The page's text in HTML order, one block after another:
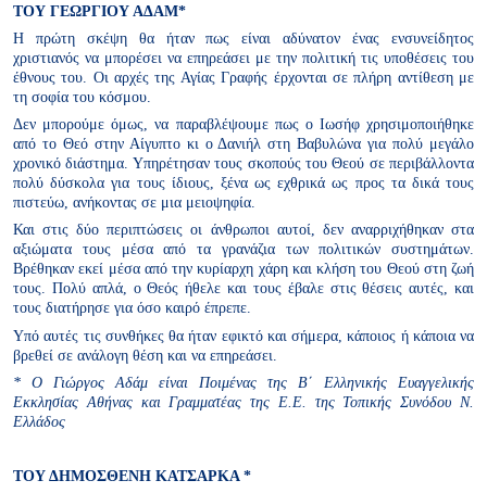
ΤΟΥ ΓΕΩΡΓΙΟΥ ΑΔΑΜ*
Η πρώτη σκέψη θα ήταν πως είναι αδύνατον ένας ενσυνείδητος
χριστιανός να μπορέσει να επηρεάσει με την πολιτική τις υποθέσεις του
έθνους του. Οι αρχές της Αγίας Γραφής έρχονται σε πλήρη αντίθεση με
τη σοφία του κόσμου.
Δεν μπορούμε όμως, να παραβλέψουμε πως ο Ιωσήφ χρησιμοποιήθηκε
από το Θεό στην Αίγυπτο κι ο Δανιήλ στη Βαβυλώνα για πολύ μεγάλο
χρονικό διάστημα. Υπηρέτησαν τους σκοπούς του Θεού σε περιβάλλοντα
πολύ δύσκολα για τους ίδιους, ξένα ως εχθρικά ως προς τα δικά τους
πιστεύω, ανήκοντας σε μια μειοψηφία.
Και στις δύο περιπτώσεις οι άνθρωποι αυτοί, δεν αναρριχήθηκαν στα
αξιώματα τους μέσα από τα γρανάζια των πολιτικών συστημάτων.
Βρέθηκαν εκεί μέσα από την κυρίαρχη χάρη και κλήση του Θεού στη ζωή
τους. Πολύ απλά, ο Θεός ήθελε και τους έβαλε στις θέσεις αυτές, και
τους διατήρησε για όσο καιρό έπρεπε.
Υπό αυτές τις συνθήκες θα ήταν εφικτό και σήμερα, κάποιος ή κάποια να
βρεθεί σε ανάλογη θέση και να επηρεάσει.
* Ο Γιώργος Αδάμ είναι Ποιμένας της Β΄ Ελληνικής Ευαγγελικής
Εκκλησίας Αθήνας και Γραμματέας της Ε.Ε. της Τοπικής Συνόδου Ν.
Ελλάδος
ΤΟΥ ΔΗΜΟΣΘΕΝΗ ΚΑΤΣΑΡΚΑ *